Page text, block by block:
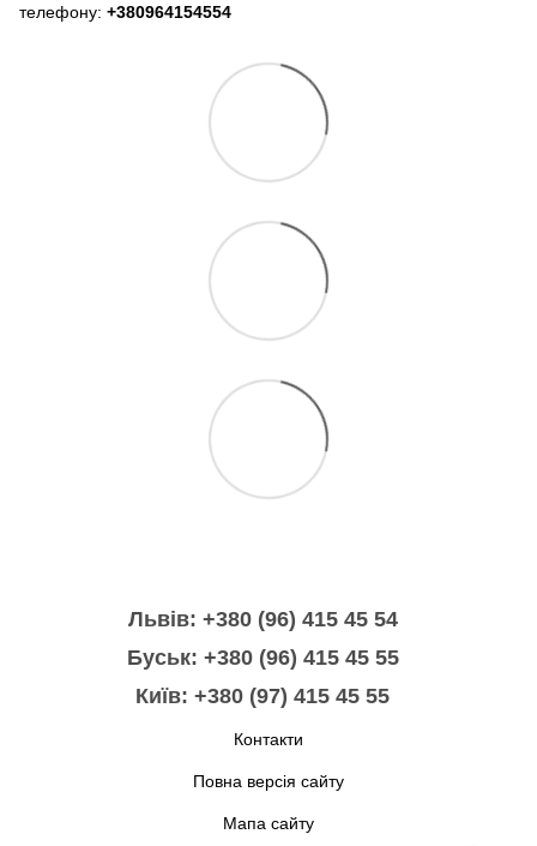
телефону: +380964154554
Львів: +380 (96) 415 45 54
Буськ: +380 (96) 415 45 55
Київ: +380 (97) 415 45 55
Контакти
Повна версія сайту
Мапа сайту